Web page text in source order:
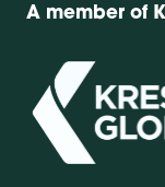
A member of